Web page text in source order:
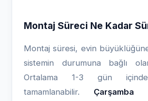
Montaj Süreci Ne Kadar
Montaj süresi, evin
sistemin durumuna bağlı
Ortalama 1-3 gün
tamamlanabilir. Çarşamba